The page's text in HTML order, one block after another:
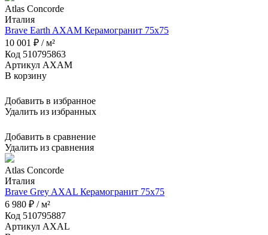
Atlas Concorde
Италия
Brave Earth AXAM Керамогранит 75x75
10 001 ₽ / м²
Код 510795863
Артикул AXAM
В корзину
Добавить в избранное
Удалить из избранных
Добавить в сравнение
Удалить из сравнения
Atlas Concorde
Италия
Brave Grey AXAL Керамогранит 75x75
6 980 ₽ / м²
Код 510795887
Артикул AXAL